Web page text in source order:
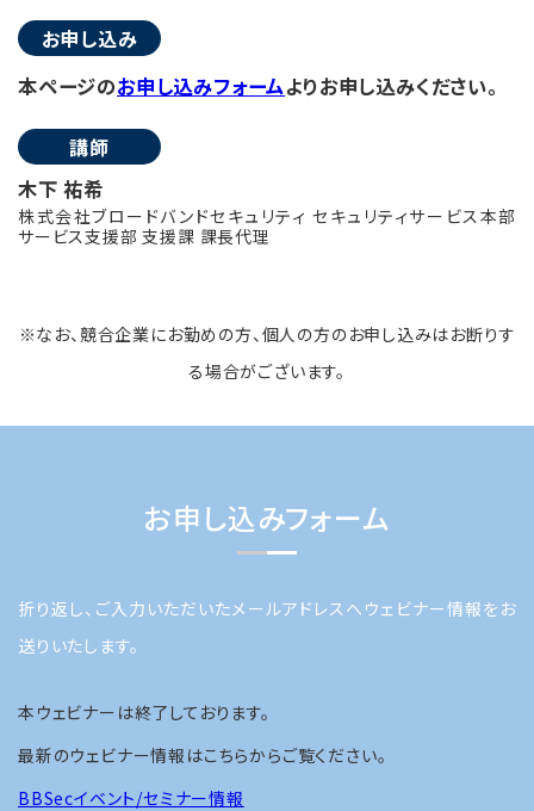
お申し込み
本ページのお申し込みフォームよりお申し込みください。
講師
木下 祐希
株式会社ブロードバンドセキュリティ セキュリティサービス本部
サービス支援部 支援課 課長代理
※なお、競合企業にお勤めの方、個人の方のお申し込みはお断りす
る場合がございます。
お申し込みフォーム
折り返し、ご入力いただいたメールアドレスへウェビナー情報をお
送りいたします。
本ウェビナーは終了しております。
最新のウェビナー情報はこちらからご覧ください。
BBSecイベント/セミナー情報